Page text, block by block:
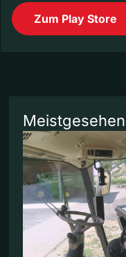
Zum Play Store
Meistgesehen